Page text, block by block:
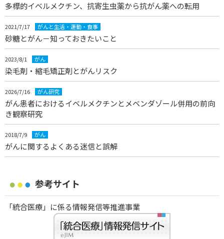
多標的イベルメクチン、抗寄生虫薬から抗がん薬への転用
2021/7/17 がんと生活・運動・食事
砂糖とがん－知っておきたいこと
2023/8/1 がん
染毛剤・縮毛矯正剤とがんリスク
2026/7/16 がん研究
がん患者におけるイベルメクチンとメベンダゾール併用の前向
き観察研究
2018/7/9 がん
がんに関するよくある迷信と誤解
参考サイト
「統合医療」に係る情報発信等推進事業